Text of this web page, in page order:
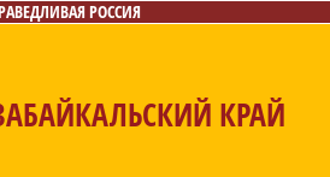
РОССИЯ
КРАЙ